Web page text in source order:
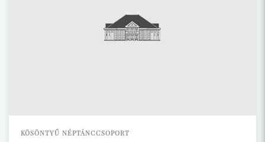
KÖSÖNTYŰ NÉPTÁNCCSOPORT